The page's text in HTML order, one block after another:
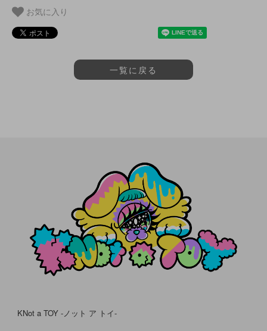
お気に入り
一覧に戻る
KNot a TOY -ノット ア トイ-